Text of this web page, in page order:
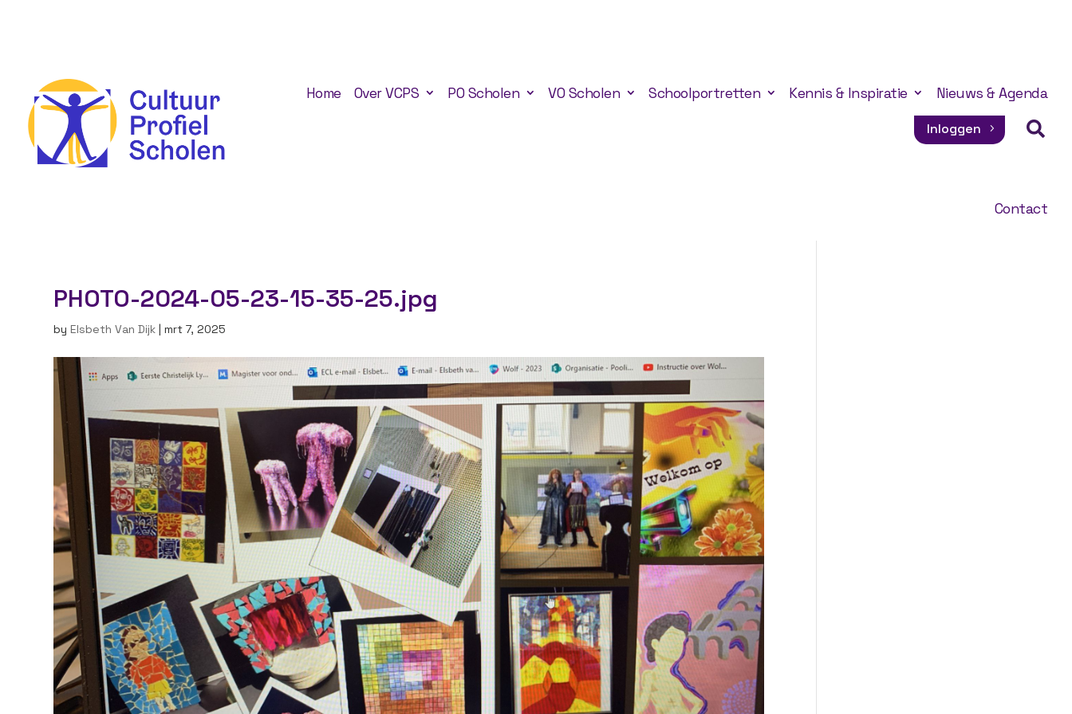
Home Over VCPS PO Scholen VO Scholen Schoolportretten Kennis & Inspiratie Nieuws & Agenda
Contact
Inloggen 
PHOTO-2024-05-23-15-35-25.jpg
by Elsbeth Van Dijk |mrt 7, 2025